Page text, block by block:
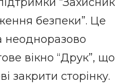
“Захисник
безпеки”. Це
неодноразово
вікно “Друк”, що
закрити сторінку.